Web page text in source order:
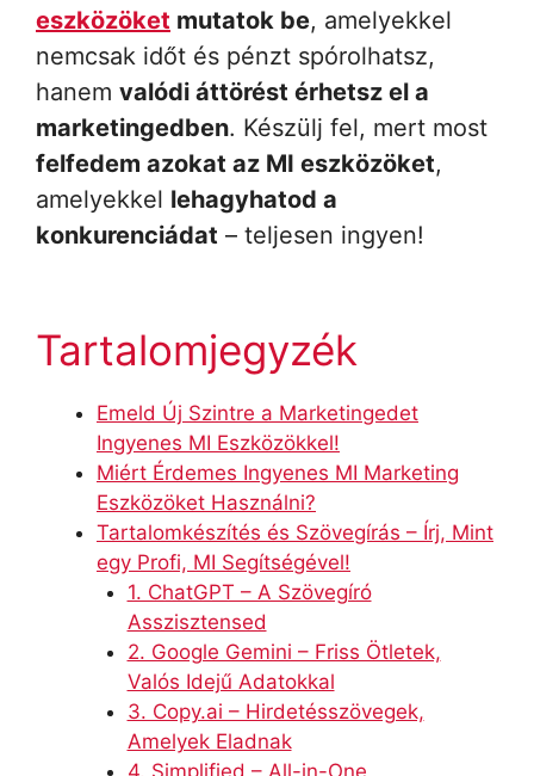
eszközöket mutatok be, amelyekkel
nemcsak időt és pénzt spórolhatsz,
hanem valódi áttörést érhetsz el a
marketingedben. Készülj fel, mert most
felfedem azokat az MI eszközöket,
amelyekkel lehagyhatod a
konkurenciádat – teljesen ingyen!
Tartalomjegyzék
Emeld Új Szintre a Marketingedet
Ingyenes MI Eszközökkel!
Miért Érdemes Ingyenes MI Marketing
Eszközöket Használni?
Tartalomkészítés és Szövegírás – Írj, Mint
egy Profi, MI Segítségével!
1. ChatGPT – A Szövegíró
Asszisztensed
2. Google Gemini – Friss Ötletek,
Valós Idejű Adatokkal
3. Copy.ai – Hirdetésszövegek,
Amelyek Eladnak
4. Simplified – All-in-One